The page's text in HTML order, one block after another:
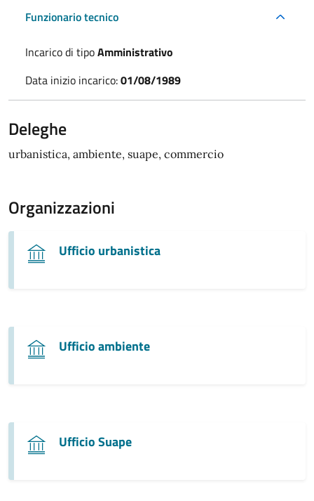
Funzionario tecnico
Incarico di tipoAmministrativo
Data inizio incarico:01/08/1989
Deleghe
urbanistica, ambiente, suape, commercio
Organizzazioni
Ufficio urbanistica
Ufficio ambiente
Ufficio Suape